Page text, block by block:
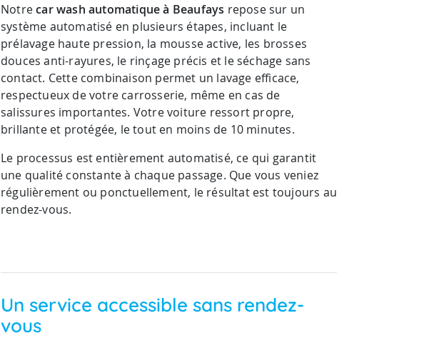
Notrecar wash automatique à Beaufays repose sur un
système automatisé en plusieurs étapes, incluant le
prélavage haute pression, la mousse active, les brosses
douces anti-rayures, le rinçage précis et le séchage sans
contact. Cette combinaison permet un lavage efficace,
respectueux de votre carrosserie, même en cas de
salissures importantes. Votre voiture ressort propre,
brillante et protégée, le tout en moins de 10 minutes.
Le processus est entièrement automatisé, ce qui garantit
une qualité constante à chaque passage. Que vous veniez
régulièrement ou ponctuellement, le résultat est toujours au
rendez-vous.
Un service accessible sans rendez-
vous